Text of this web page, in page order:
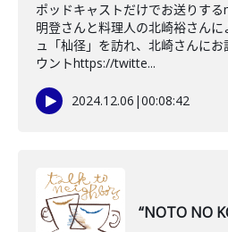
ポッドキャストだけでお送りす
明登さんと料理人の北崎裕さん
ュ「杣径」を訪れ、北崎さんにお
ウントhttps://twitte...
2024.12.06 |00:08:42
“NOTO NO